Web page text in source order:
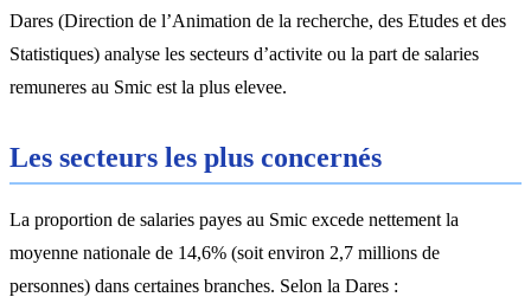
Dares (Direction de l’Animation de la recherche, des Etudes et des
Statistiques) analyse les secteurs d’activite ou la part de salaries
remuneres au Smic est la plus elevee.
Les secteurs les plus concernés
La proportion de salaries payes au Smic excede nettement la
moyenne nationale de 14,6% (soit environ 2,7 millions de
personnes) dans certaines branches. Selon la Dares :